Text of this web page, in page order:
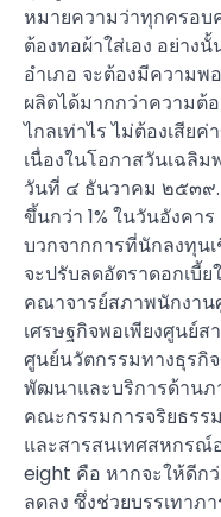
หมายความว่าทุกครอบ
ต้องทอผ้าใส่เอง อย่าง
อำเภอ จะต้องมีความพ
ผลิตได้มากกว่าความต้
ไกลเท่าไร ไม่ต้องเสีย
เนื่องในโอกาสวันเฉลิ
วันที่ ๔ ธันวาคม ๒๕๓๙
ขึ้นกว่า 1% ในวันอังคา
บวกจากการที่นักลงทุน
จะปรับลดอัตราดอกเบี้
คณาจารย์สภาพนักงา
เศรษฐกิจพอเพียงศูนย์
ศูนย์นวัตกรรมทางธุรกิ
พัฒนาและบริการด้านภ
คณะกรรมการจริยธร
และสารสนเทศสหกรณ์
eight คือ หากจะให้ดีก
ลดลง ซึ่งช่วยบรรเทาภ